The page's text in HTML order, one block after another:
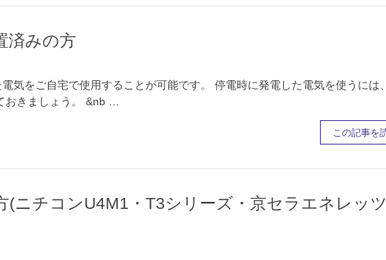
済みの方
気をご自宅で使用することが可能です。 停電時に発電した電気を使うには
おきましょう。 &nb …
この記事を
(ニチコンU4M1・T3シリーズ・京セラエネレッツ